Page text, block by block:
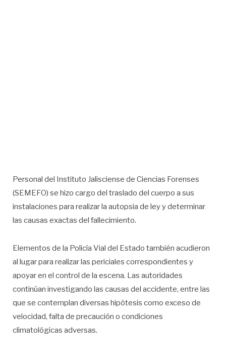
Personal del Instituto Jalisciense de Ciencias Forenses
(SEMEFO) se hizo cargo del traslado del cuerpo a sus
instalaciones para realizar la autopsia de ley y determinar
las causas exactas del fallecimiento.
Elementos de la Policía Vial del Estado también acudieron
al lugar para realizar las periciales correspondientes y
apoyar en el control de la escena. Las autoridades
continúan investigando las causas del accidente, entre las
que se contemplan diversas hipótesis como exceso de
velocidad, falta de precaución o condiciones
climatológicas adversas.